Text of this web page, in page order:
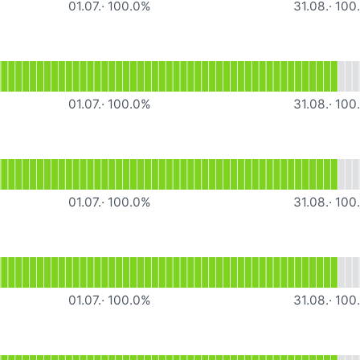
01.07.· 100.0% 31.08.·
01.07.· 100.0% 31.08.·
01.07.· 100.0% 31.08.·
01.07.· 100.0% 31.08.·